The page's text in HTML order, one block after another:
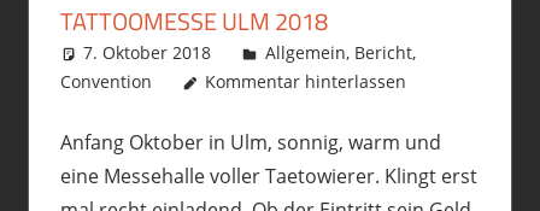
TATTOOMESSE ULM 2018
7. Oktober 2018 philofax
Allgemein, Bericht,
Convention
Kommentar hinterlassen
Anfang Oktober in Ulm, sonnig, warm und
eine Messehalle voller Taetowierer. Klingt erst